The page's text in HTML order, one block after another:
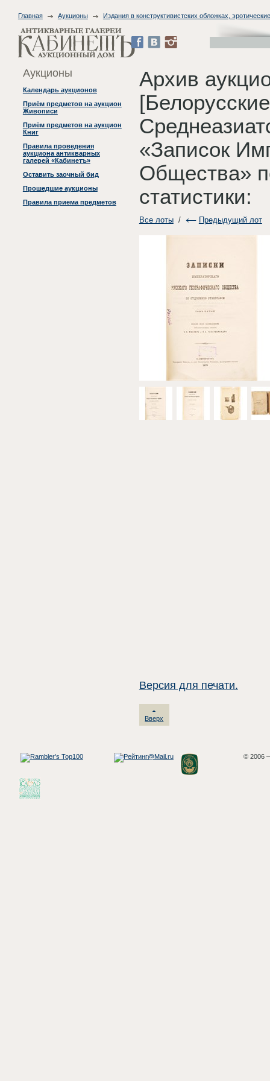
Главная Аукционы Издания в конструктивистских обложках,
Аукционы
Календарь аукционов
Приём предметов на аукцион
Живописи
Приём предметов на аукцион
Книг
Правила проведения
аукциона антикварных
галерей «Кабинетъ»
Оставить заочный бид
Прошедшие аукционы
Правила приема предметов
Архив
«Записок
Общества»
статистики:
Все лоты/ Предыдущий лот
Версия для печати.
Вверх
© 2006